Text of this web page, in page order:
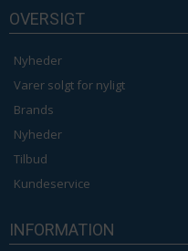
OVERSIGT
Nyheder
Varer solgt for nyligt
Brands
Nyheder
Tilbud
Kundeservice
INFORMATION